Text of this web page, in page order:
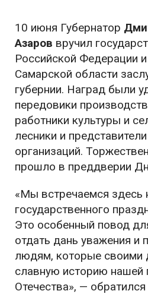
10 июня Губернатор
Азаров вручил
Российской Федерации
Самарской области
губернии. Наград были
передовики
работники культуры и
лесники и
организаций.
прошло в преддверии
«Мы встречаемся здесь
государственного
Это особенный повод
отдать дань уважения и
людям, которые своими
славную историю нашей
Отечества», —